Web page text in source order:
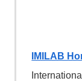
IMILAB